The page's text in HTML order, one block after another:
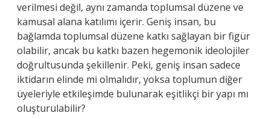
verilmesi değil, aynı zamanda toplumsal düzene ve
kamusal alana katılımı içerir. Geniş insan, bu
bağlamda toplumsal düzene katkı sağlayan bir figür
olabilir, ancak bu katkı bazen hegemonik ideolojiler
doğrultusunda şekillenir. Peki, geniş insan sadece
iktidarın elinde mi olmalıdır, yoksa toplumun diğer
üyeleriyle etkileşimde bulunarak eşitlikçi bir yapı mı
oluşturulabilir?